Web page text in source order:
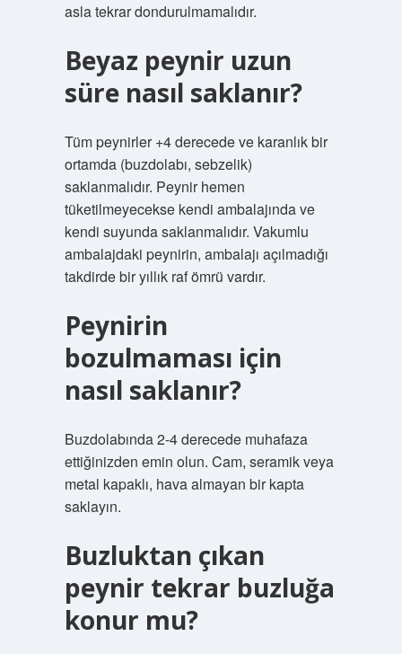
asla tekrar dondurulmamalıdır.
Beyaz peynir uzun
süre nasıl saklanır?
Tüm peynirler +4 derecede ve karanlık bir
ortamda (buzdolabı, sebzelik)
saklanmalıdır. Peynir hemen
tüketilmeyecekse kendi ambalajında ​​ve
kendi suyunda saklanmalıdır. Vakumlu
ambalajdaki peynirin, ambalajı açılmadığı
takdirde bir yıllık raf ömrü vardır.
Peynirin
bozulmaması için
nasıl saklanır?
Buzdolabında 2-4 derecede muhafaza
ettiğinizden emin olun. Cam, seramik veya
metal kapaklı, hava almayan bir kapta
saklayın.
Buzluktan çıkan
peynir tekrar buzluğa
konur mu?